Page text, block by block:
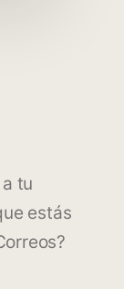
tu
estás